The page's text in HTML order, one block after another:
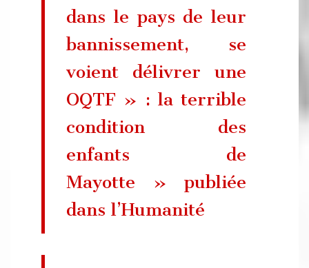
dans le pays de leur
bannissement, se
voient délivrer une
OQTF » : la terrible
condition des
enfants de
Mayotte » publiée
dans l’Humanité